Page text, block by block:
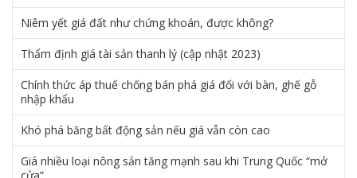
Niêm yết giá đất như chứng khoán, được không?
Thẩm định giá tài sản thanh lý (cập nhật 2023)
Chính thức áp thuế chống bán phá giá đối với bàn, ghế gỗ
nhập khẩu
Khó phá băng bất động sản nếu giá vẫn còn cao
Giá nhiều loại nông sản tăng mạnh sau khi Trung Quốc “mở